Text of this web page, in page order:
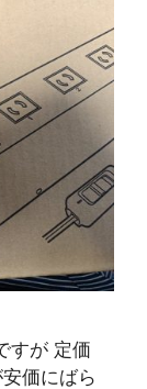
すが 定価
価にばら